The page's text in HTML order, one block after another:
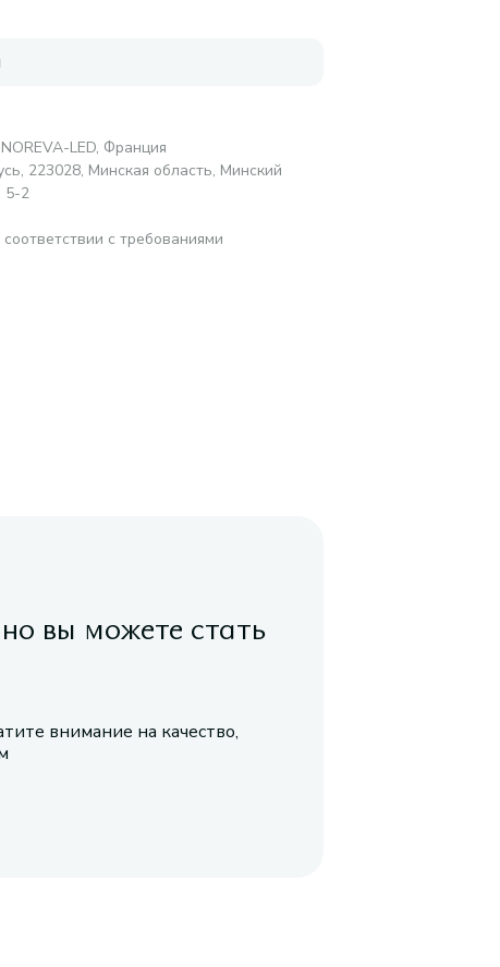
LED, Франция
223028, Минская область, Минский
5-2
с требованиями
вы можете стать
внимание на качество,